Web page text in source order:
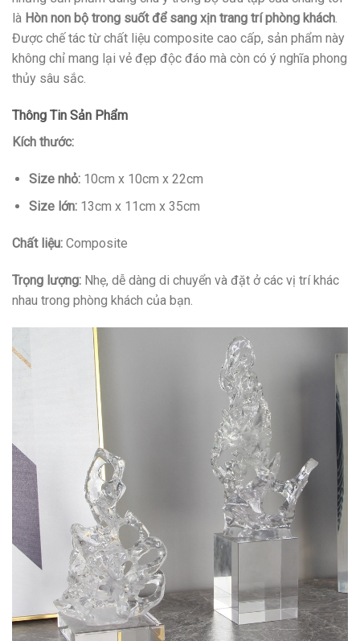
là Hòn non bộ trong suốt để sang xịn trang trí phòng khách.
Được chế tác từ chất liệu composite cao cấp, sản phẩm này
không chỉ mang lại vẻ đẹp độc đáo mà còn có ý nghĩa phong
thủy sâu sắc.
Thông Tin Sản Phẩm
Kích thước:
Size nhỏ:10cm x 10cm x 22cm
Size lớn:13cm x 11cm x 35cm
Chất liệu: Composite
Trọng lượng: Nhẹ, dễ dàng di chuyển và đặt ở các vị trí khác
nhau trong phòng khách của bạn.